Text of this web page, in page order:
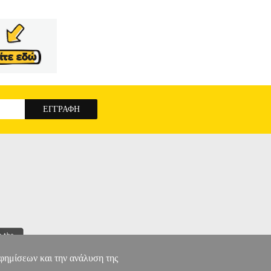
και την ανάλυση της